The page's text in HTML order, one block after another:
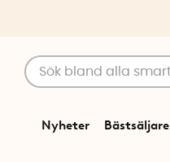
Nyheter Bästsäljare